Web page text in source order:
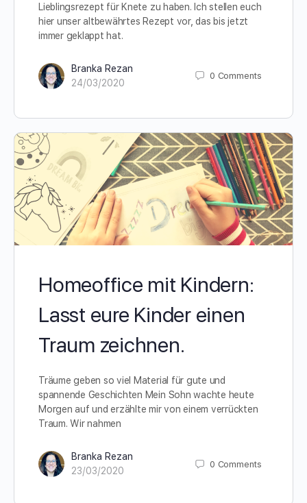
Lieblingsrezept für Knete zu haben. Ich stellen euch
hier unser altbewährtes Rezept vor, das bis jetzt
immer geklappt hat.
Branka Rezan
24/03/2020
0 Comments
Homeoffice mit Kindern:
Lasst eure Kinder einen
Traum zeichnen.
Träume geben so viel Material für gute und
spannende Geschichten Mein Sohn wachte heute
Morgen auf und erzählte mir von einem verrückten
Traum. Wir nahmen
Branka Rezan
23/03/2020
0 Comments